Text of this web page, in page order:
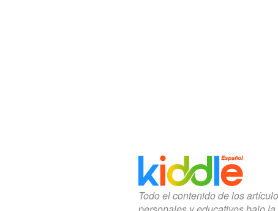
Todo el contenido de los